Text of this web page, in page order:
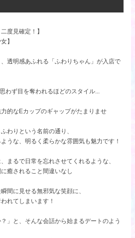
度見確定！】
】
透明感あふれる「ふわりちゃん」が入店で
わず目を奪われるほどのスタイル...
的なEカップのギャップがたまりませ
わりという名前の通り、
うな、明るく柔らかな雰囲気も魅力です！
まるで日常を忘れさせてくれるような、
癒されること間違いなし
間に見せる無邪気な笑顔に、
れてしまいます！
」と、そんな会話から始まるデートのよう